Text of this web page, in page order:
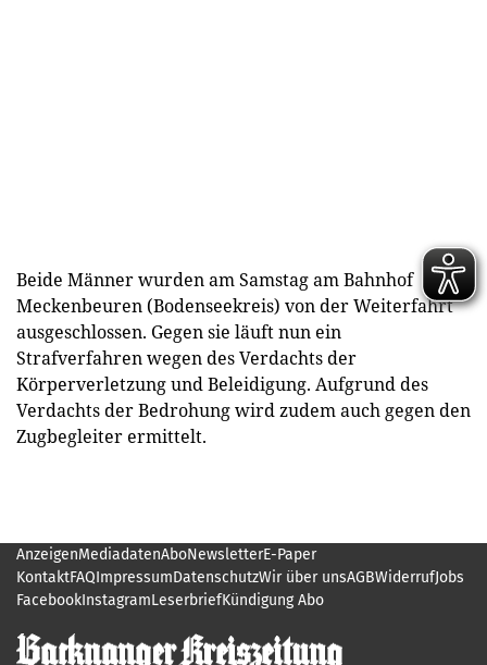
Beide Männer wurden am Samstag am Bahnhof
Meckenbeuren (Bodenseekreis) von der Weiterfahrt
ausgeschlossen. Gegen sie läuft nun ein
Strafverfahren wegen des Verdachts der
Körperverletzung und Beleidigung. Aufgrund des
Verdachts der Bedrohung wird zudem auch gegen den
Zugbegleiter ermittelt.
AnzeigenMediadatenAboNewsletterE-Paper
KontaktFAQImpressumDatenschutzWir über unsAGBWiderrufJobs
FacebookInstagramLeserbriefKündigung Abo